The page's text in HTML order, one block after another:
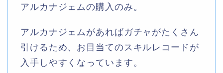
アルカナジェムの購入のみ。
アルカナジェムがあればガチャがたくさん
引けるため、お目当てのスキルレコードが
入手しやすくなっています。